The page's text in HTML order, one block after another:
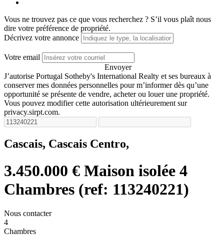
Vous ne trouvez pas ce que vous recherchez ? S’il vous plaît nous
dire votre préférence de propriété.
Décrivez votre annonce
Votre email
Envoyer
J’autorise Portugal Sotheby's International Realty et ses bureaux à
conserver mes données personnelles pour m’informer dès qu’une
opportunité se présente de vendre, acheter ou louer une propriété.
Vous pouvez modifier cette autorisation ultérieurement sur
privacy.sirpt.com.
Cascais, Cascais Centro,
3.450.000 € Maison isolée 4
Chambres (ref: 113240221)
Nous contacter
4
Chambres